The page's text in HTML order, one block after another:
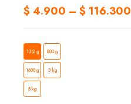
$ 4.900 – $ 116.300
132 g 800 g
1600 g 3 kg
5 kg